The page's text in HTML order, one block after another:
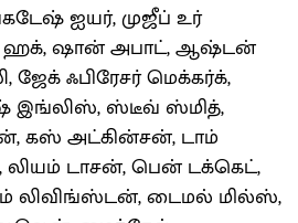
ஐயர், முஜீப் உர்
ஷான் அபாட், ஆஷ்டன்
ஜேக் ஃபிரேசர் மெக்கர்க்,
இங்லிஸ், ஸ்டீவ் ஸ்மித்,
கஸ் அட்கின்சன், டாம்
டாசன், பென் டக்கெட்,
லிவிங்ஸ்டன், டைமல் மில்ஸ்,